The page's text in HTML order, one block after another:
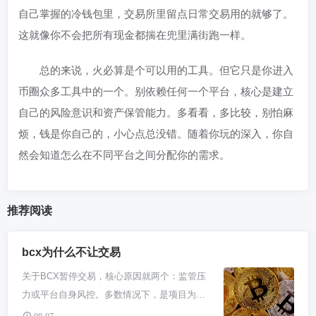
自己掌握的冷钱包里，交易所里留点日常交易用的就够了。
这就像你不会把所有现金都揣在兜里满街跑一样。
总的来说，火必算是个可以用的工具。但它只是你进入
币圈众多工具中的一个。别依赖任何一个平台，核心是建立
自己的风险意识和资产保管能力。多看看，多比较，别怕麻
烦，钱是你自己的，小心点总没错。随着你玩的深入，你自
然会知道怎么在不同平台之间分配你的需求。
推荐阅读
bcx为什么不让交易
关于BCX暂停交易，核心原因就两个：监管压
力或平台自身风控。多数情况下，是项目为了
应对突发的合规审查或规避法律风险，主动或